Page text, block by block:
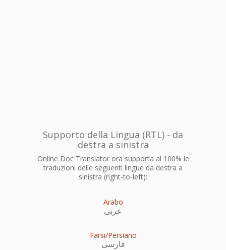
Supporto della Lingua (RTL) - da
destra a sinistra
Online Doc Translator ora supporta al 100% le
traduzioni delle seguenti lingue da destra a
sinistra (right-to-left):
Arabo
عربى
Farsi/Persiano
فارسی